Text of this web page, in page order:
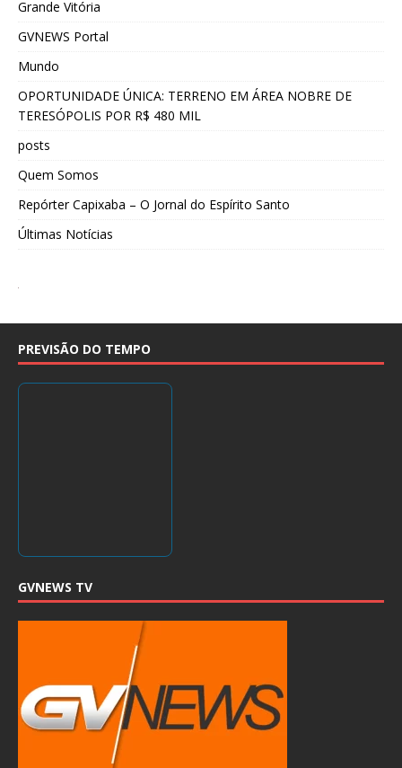
Grande Vitória
GVNEWS Portal
Mundo
OPORTUNIDADE ÚNICA: TERRENO EM ÁREA NOBRE DE
TERESÓPOLIS POR R$ 480 MIL
posts
Quem Somos
Repórter Capixaba – O Jornal do Espírito Santo
Últimas Notícias
PREVISÃO DO TEMPO
GVNEWS TV